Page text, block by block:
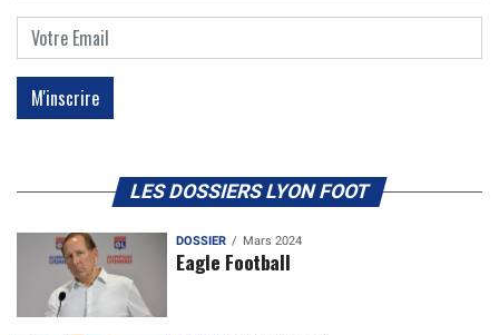
LES DOSSIERS LYON FOOT
DOSSIER Mars 2024
Eagle Football